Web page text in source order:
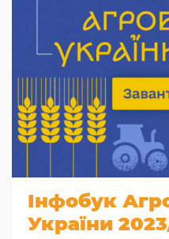
Інфобук
України